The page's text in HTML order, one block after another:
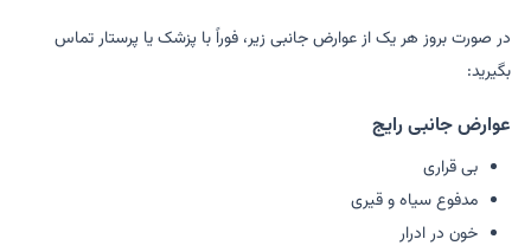
در صورت بروز هر یک از عوارض جانبی زیر، فوراً با پزشک یا پرستار تماس
بگیرید:
عوارض جانبی رایج
بی قراری
مدفوع سیاه و قیری
خون در ادرار